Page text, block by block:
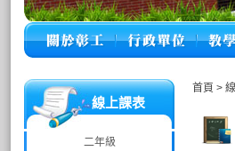
線上課表
二年級
首頁 >